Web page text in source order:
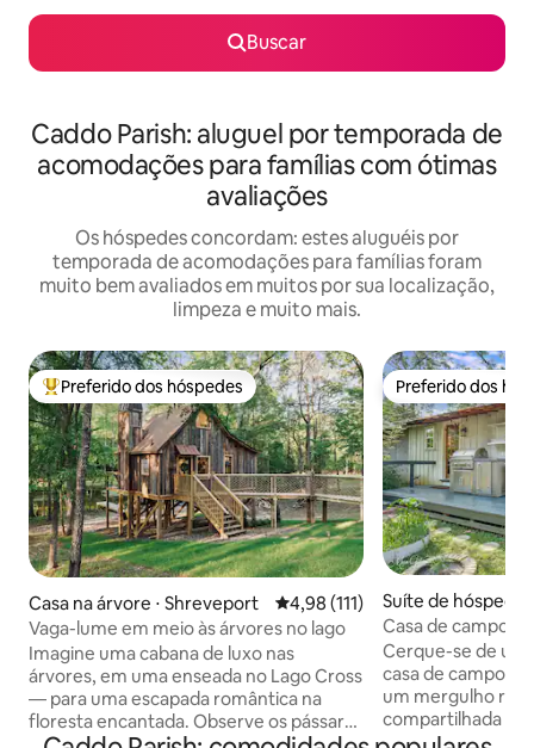
Buscar
Caddo Parish: aluguel por temporada de
acomodações para famílias com ótimas
avaliações
Os hóspedes concordam: estes aluguéis por
temporada de acomodações para famílias foram
muito bem avaliados em muitos por sua localização,
limpeza e muito mais.
Entre os melhores preferidos dos hóspedes
Preferido dos hóspedes
Casa na árvore ⋅ Shreveport 4,98 de uma avaliação média
4,98 (111)
Vaga-lume em meio às árvores no lago
Imagine uma cabana de luxo nas
árvores, em uma enseada no Lago Cross
— para uma escapada romântica na
floresta encantada. Observe os pássaros
Preferido dos
Preferido dos
Suíte de
port
Casa de campo
sauna
Cerque-se de um
casa de campo
um mergulho
compartilhada ou
sauna. Mime-se